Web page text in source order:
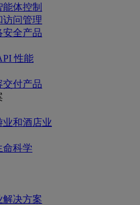
体控制
访问管理
安全产品
性能
交付产品
业和酒店业
命科学
解决方案